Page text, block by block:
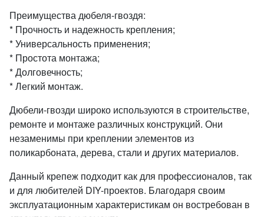
Преимущества дюбеля-гвоздя:
* Прочность и надежность крепления;
* Универсальность применения;
* Простота монтажа;
* Долговечность;
* Легкий монтаж.
Дюбели-гвозди широко используются в строительстве,
ремонте и монтаже различных конструкций. Они
незаменимы при креплении элементов из
поликарбоната, дерева, стали и других материалов.
Данный крепеж подходит как для профессионалов, так
и для любителей DIY-проектов. Благодаря своим
эксплуатационным характеристикам он востребован в